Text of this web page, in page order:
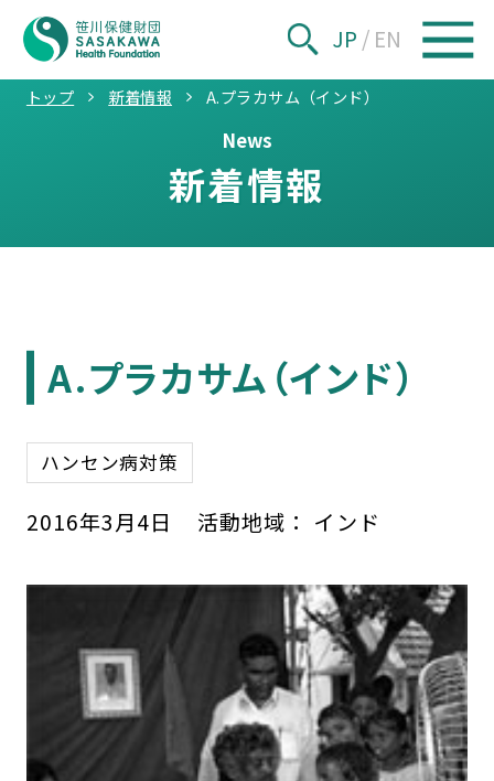
JP / EN
トップ 新着情報 A.プラカサム（インド）
News
新着情報
A.プラカサム（インド）
ハンセン病対策
2016年3月4日 活動地域： インド